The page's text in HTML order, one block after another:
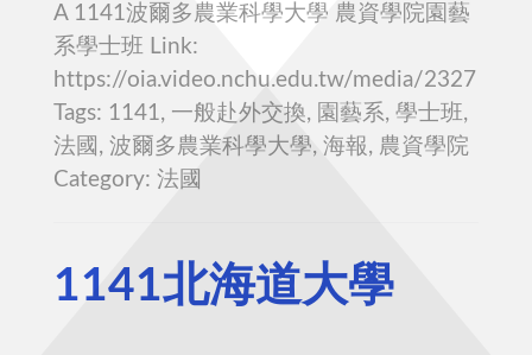
A 1141波爾多農業科學大學 農資學院園藝
系學士班 Link:
https://oia.video.nchu.edu.tw/media/2327
Tags: 1141, 一般赴外交換, 園藝系, 學士班,
法國, 波爾多農業科學大學, 海報, 農資學院
Category: 法國
1141北海道大學